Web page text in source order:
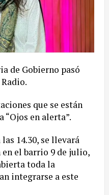
de Gobierno pasó
que se están
en alerta”.
14.30, se llevará
el barrio 9 de julio,
toda la
integrarse a este